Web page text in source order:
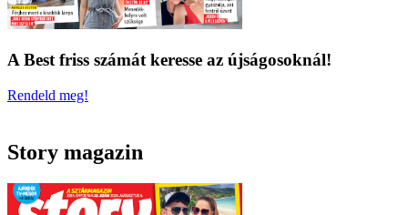
A Best friss számát keresse az újságosoknál!
Rendeld meg!
Story magazin